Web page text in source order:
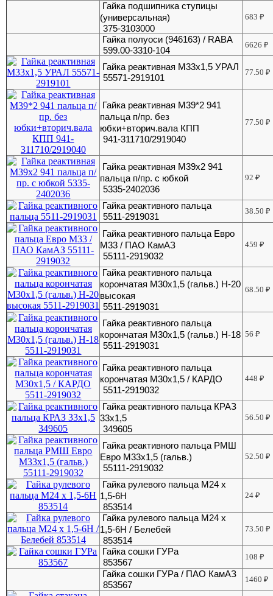
Гайка подшипника ступицы
(универсальная)
375-3103000
683₽
Гайка полуоси (946163) / RABA
599.00-3310-104
6626₽
Гайка реактивная М33х1,5 УРАЛ
55571-2919101
77.50₽
Гайка реактивная М39*2 941
пальца п/пр. без
юбки+вторич.вала КПП
941-311710/2919040
77.50₽
Гайка реактивная М39х2 941
пальца п/пр. с юбкой
5335-2402036
92₽
Гайка реактивного пальца
5511-2919031
38.50₽
Гайка реактивного пальца Евро
М33 / ПАО КамАЗ
55111-2919032
459₽
Гайка реактивного пальца
корончатая М30х1,5 (гальв.) H-20
высокая
5511-2919031
68.50₽
Гайка реактивного пальца
корончатая М30х1,5 (гальв.) Н-18
5511-2919031
56₽
Гайка реактивного пальца
корончатая М30х1,5 / КАРДО
5511-2919032
448₽
Гайка реактивного пальца КРАЗ
33х1,5
349605
56.50₽
Гайка реактивного пальца РМШ
Евро М33х1,5 (гальв.)
55111-2919032
52.50₽
Гайка рулевого пальца М24 х
1,5-6Н
853514
24₽
Гайка рулевого пальца М24 х
1,5-6Н / Белебей
853514
73.50₽
Гайка сошки ГУРа
853567
108₽
Гайка сошки ГУРа / ПАО КамАЗ
853567
1460₽